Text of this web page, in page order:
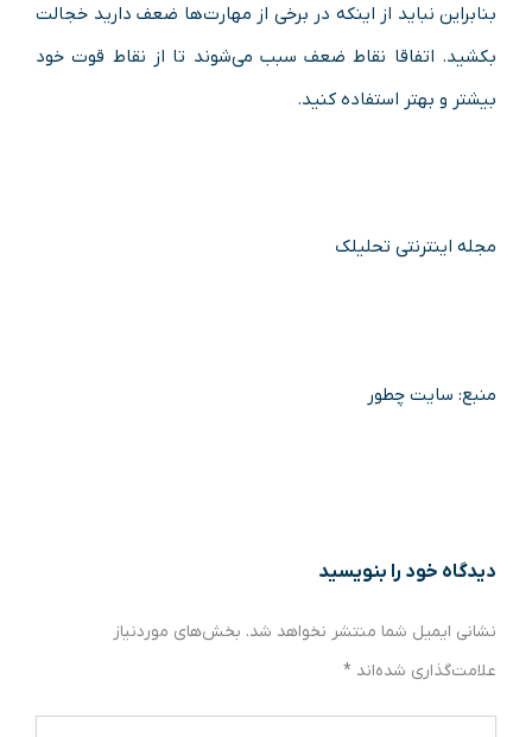
بنابراین نباید از اینکه در برخی از مهارت‌ها ضعف دارید خجالت
بکشید. اتفاقا نقاط ضعف سبب می‌شوند تا از نقاط قوت خود
بیشتر و بهتر استفاده کنید.
مجله اینترنتی تحلیلک
منبع: سایت چطور
دیدگاه‌ خود را بنویسید
نشانی ایمیل شما منتشر نخواهد شد. بخش‌های موردنیاز
علامت‌گذاری شده‌اند *